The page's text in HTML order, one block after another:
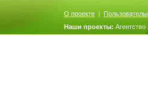
О проекте |
Наши проекты: